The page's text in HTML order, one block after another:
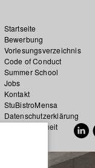
Startseite
Bewerbung
Vorlesungsverzeichnis
Code of Conduct
Summer School
Jobs
Kontakt
StuBistroMensa
Datenschutzerklärung
Datensicherheit